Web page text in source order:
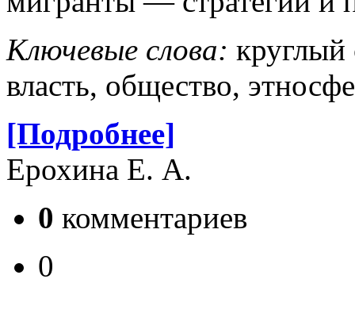
Ключевые слова: круглый
власть, общество,
[Подробнее]
Ерохина Е. А.
0 комментариев
0